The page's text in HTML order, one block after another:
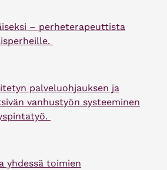
– perheterapeuttista
palveluohjauksen ja
vanhustyön systeeminen
yhdessä toimien